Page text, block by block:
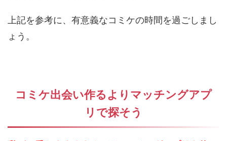
上記を参考に、有意義なコミケの時間を過ごしまし
ょう。
コミケ出会い作るよりマッチングアプ
リで探そう